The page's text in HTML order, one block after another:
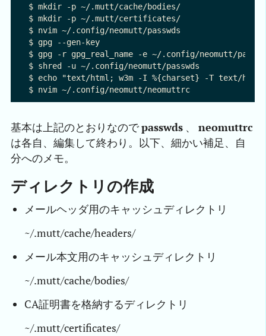
$ mkdir -p ~/.mutt/cache/bodies/
$ mkdir -p ~/.mutt/certificates/
$ nvim ~/.config/neomutt/passwds
$ gpg --gen-key
$ gpg -r gpg_real_name -e ~/.config/neomutt/
$ shred -u ~/.config/neomutt/passwds
$ echo "text/html; w3m -I %{charset} -T text/
基本は上記のとおりなのでpasswds 、 neomuttrc
は各自、編集して終わり。以下、細かい補足、自
分へのメモ。
ディレクトリの作成
メールヘッダ用のキャッシュディレクトリ
~/.mutt/cache/headers/
メール本文用のキャッシュディレクトリ
~/.mutt/cache/bodies/
CA証明書を格納するディレクトリ
~/.mutt/certificates/